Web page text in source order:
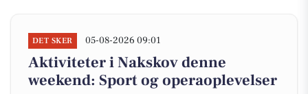
DET SKER 05-08-2026 09:01
Aktiviteter i Nakskov denne
weekend: Sport og operaoplevelser